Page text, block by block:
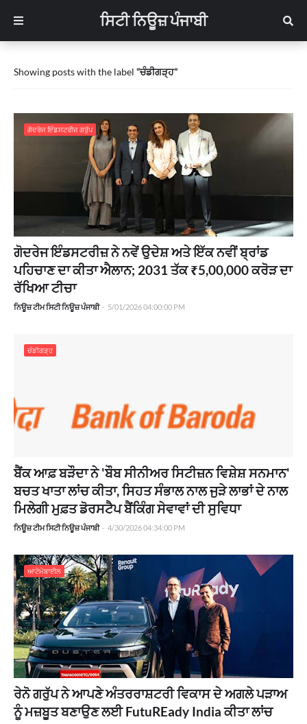
ਸਿਟੀ ਨਿਊਜ਼ ਪੰਜਾਬੀ
Showing posts with the label ਚੰਡੀਗੜ੍ਹ
ਗੋਦਰੇਜ ਇੰਡਸਟਰੀਜ਼ ਗਰੁੱਪ
ਗੋਦਰੇਜ ਇੰਡਸਟਰੀਜ਼ ਨੇ ਨਵੇਂ ਉਦੇਸ਼ ਅਤੇ ਇੱਕ ਨਵੀਂ ਬ੍ਰਾਂਡ
ਪਹਿਚਾਣ ਦਾ ਕੀਤਾ ਐਲਾਨ; 2031 ਤੱਕ ₹5,00,000 ਕਰੋੜ ਦਾ
ਰੱਖਿਆ ਟੀਚਾ
ਨਿਊਜ਼ ਟੀਮ ਸਿਟੀ ਨਿਊਜ਼ ਪੰਜਾਬੀ - 5/01/2026 04:00:00 PM
ਚੰਡੀਗੜ੍ਹ
ਬੈਂਕ ਆਫ਼ ਬੜੌਦਾ ਨੇ 'ਬੌਬ ਸੀਨੀਅਰ ਸਿਟੀਜ਼ਨ ਵਿਸ਼ੇਸ਼ ਸਨਮਾਨ'
ਬਚਤ ਖਾਤਾ ਲਾਂਚ ਕੀਤਾ, ਸਿਹਤ ਸੰਭਾਲ ਨਾਲ ਜੁੜੇ ਲਾਭਾਂ ਦੇ ਨਾਲ
ਮਿਲੇਗੀ ਮੁਫ਼ਤ ਡੋਰਸਟੈਪ ਬੈਂਕਿੰਗ ਸੇਵਾਵਾਂ ਦੀ ਸੁਵਿਧਾ
ਨਿਊਜ਼ ਟੀਮ ਸਿਟੀ ਨਿਊਜ਼ ਪੰਜਾਬੀ - 4/30/2026 04:34:00 PM
ਆਟੋਮੋਬਾਈਲ
ਰੇਨੋ ਗਰੁੱਪ ਨੇ ਆਪਣੇ ਅੰਤਰਰਾਸ਼ਟਰੀ ਵਿਕਾਸ ਦੇ ਅਗਲੇ ਪੜਾਅ
ਨੂੰ ਮਜ਼ਬੂਤ ​​ਬਣਾਉਣ ਲਈ FutuREady India ਕੀਤਾ ਲਾਂਚ